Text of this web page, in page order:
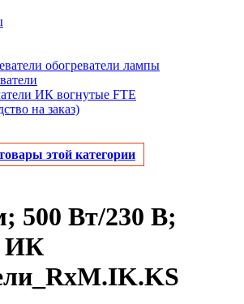
обогреватели лампы
ИК вогнутые FTE
на заказ)
этой категории
500 Вт/230 В;
ИК